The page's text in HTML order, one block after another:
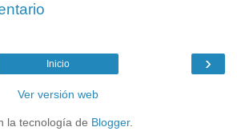
›
Inicio
Ver versión web
la tecnología de Blogger.